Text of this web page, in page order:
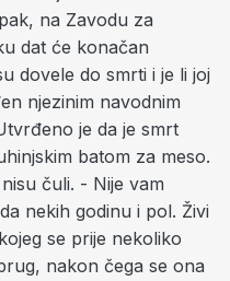
na Zavodu za
dat će konačan
dovele do smrti i je li joj
njezinim navodnim
je da je smrt
batom za meso.
čuli. - Nije vam
nekih godinu i pol. Živi
se prije nekoliko
nakon čega se ona